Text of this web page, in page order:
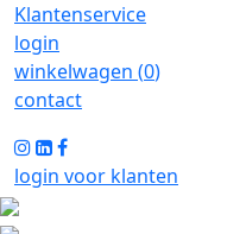
Klantenservice
login
winkelwagen (0)
contact
login voor klanten